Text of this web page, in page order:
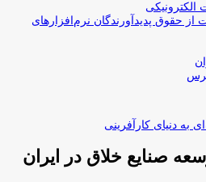
الکترونیکی
از حقوق پدیدآورندگان نرم‌افزارهای
پرس
به دنیای کارآفرینی
صنایع خلاق در ایران